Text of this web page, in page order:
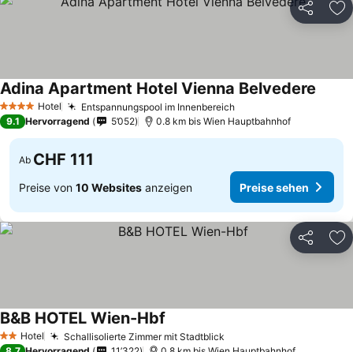
Teilen
4 Sterne Hotel Entspannungspool im Innenbereich
Adina Apartment Hotel Vienna Belvedere
9.1 Hervorragend 5’052 0.8 km bis Wien Hauptbahnhof
Ab CHF 111
Preise von 10 Websites anzeigen Preise sehen
Teilen
2 Sterne
Hotel Schallisolierte Zimmer mit Stadtblick
B&B HOTEL Wien-Hbf